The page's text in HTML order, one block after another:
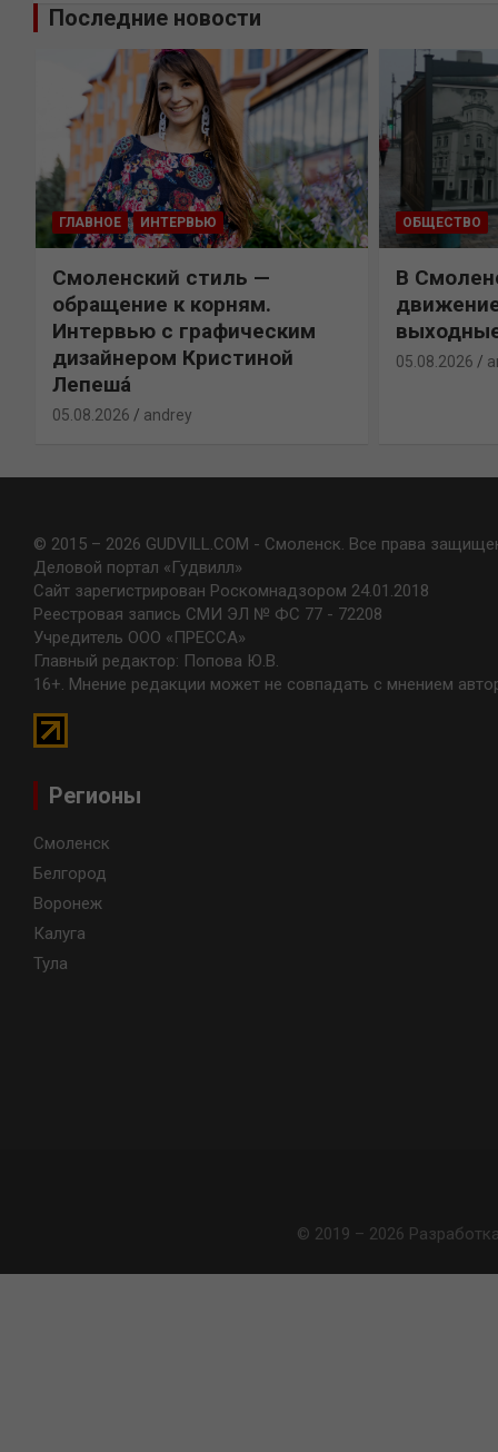
Последние новости
ГЛАВНОЕ ИНТЕРВЬЮ
Смоленский стиль —
обращение к корням.
Интервью с графическим
дизайнером Кристиной
Лепешá
05.08.2026 andrey
ОБЩЕСТВО
В
05.08.2026
© 2015 – 2026 GUDVILL.COM - Смоленск. Все права
Деловой портал «Гудвилл»
Сайт зарегистрирован Роскомнадзором 24.01.2018
Реестровая запись СМИ ЭЛ № ФС 77 - 72208
Учредитель ООО «ПРЕССА»
Главный редактор: Попова Ю.В.
16+. Мнение редакции может не совпадать с мнением
Регионы
Смоленск
Белгород
Воронеж
Калуга
Тула
© 2019 – 2026